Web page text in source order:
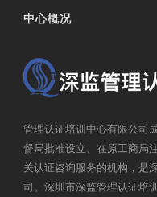
中心概况
管理认证培训中心有限公司
督局批准设立、在原工商局
关认证咨询服务的机构，是
司。深圳市深监管理认证培